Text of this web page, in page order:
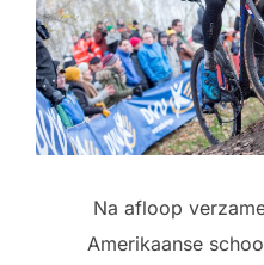
Na afloop
Amerikaanse